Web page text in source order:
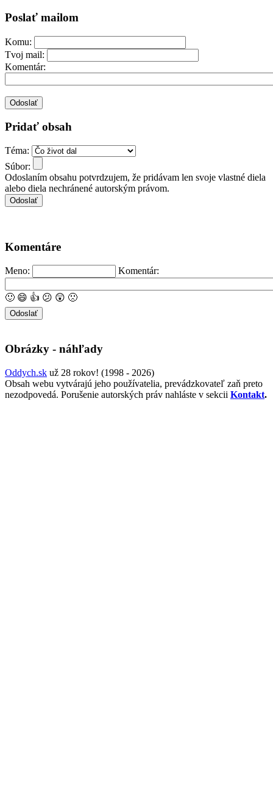
Poslať mailom
Komu:
Tvoj mail:
Komentár:
Pridať obsah
Téma:
Súbor:
Odoslaním obsahu potvrdzujem, že pridávam len svoje vlastné diela
alebo diela nechránené autorským právom.
Komentáre
Meno: Komentár:
🙂 😄 👍 😕 😲 🙁
Obrázky - náhľady
Oddych.sk už 28 rokov! (1998 - 2026)
Obsah webu vytvárajú jeho používatelia, prevádzkovateľ zaň preto
nezodpovedá. Porušenie autorských práv nahláste v sekcii Kontakt.